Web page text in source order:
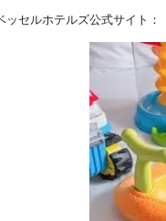
ッセルホテルズ公式サイト：